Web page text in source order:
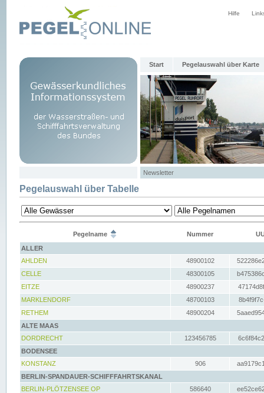
Hilfe
Start Pegelauswahl über Karte
Newsletter
Pegelauswahl über Tabelle
Pegelname Nummer
ALLER
AHLDEN
48900102
CELLE
48300105
EITZE
48900237
MARKLENDORF
48700103
RETHEM
48900204
ALTE MAAS
DORDRECHT
123456785
BODENSEE
KONSTANZ
906
BERLIN-SPANDAUER-SCHIFFFAHRTSKANAL
BERLIN-PLÖTZENSEE OP
586640